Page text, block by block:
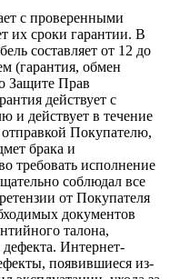
с проверенными
их сроки гарантии. В
составляет от 12 до
(гарантия, обмен
Защите Прав
действует с
и действует в течение
Покупателю,
брака и
требовать исполнение
соблюдал все
от Покупателя
документов
талона,
Интернет-
появившиеся из-